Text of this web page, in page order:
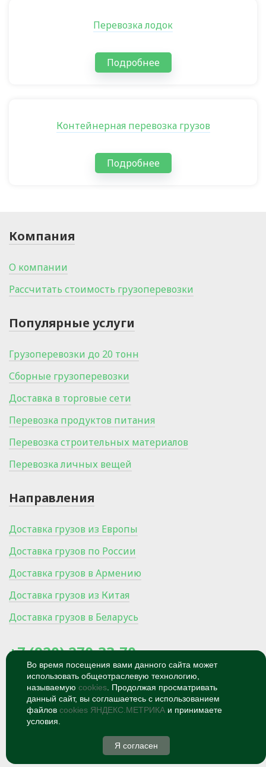
Перевозка лодок
Подробнее
Контейнерная перевозка грузов
Подробнее
Компания
О компании
Рассчитать стоимость грузоперевозки
Популярные услуги
Грузоперевозки до 20 тонн
Сборные грузоперевозки
Доставка в торговые сети
Перевозка продуктов питания
Перевозка строительных материалов
Перевозка личных вещей
Направления
Доставка грузов из Европы
Доставка грузов по России
Доставка грузов в Армению
Доставка грузов из Китая
Доставка грузов в Беларусь
+7 (920) 270-33-70
300024, Россия, Тула, Ханинский
проезд, микрорайон Мясново, 27/1
© 2026Политика
конфиденциальности
Во время посещения вами данного сайта может
использовать общеотраслевую технологию,
называемую cookies . Продолжая просматривать
данный сайт, вы соглашаетесь с использованием
файлов cookies ЯНДЕКС.МЕТРИКА и принимаете
условия.
Я согласен